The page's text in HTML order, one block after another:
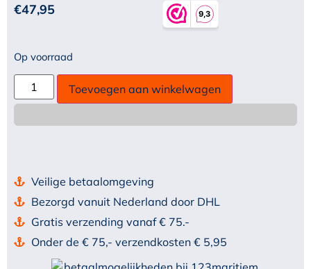
€47,95
Op voorraad
Toevoegen aan winkelwagen
Veilige betaalomgeving
Bezorgd vanuit Nederland door DHL
Gratis verzending vanaf € 75.-
Onder de € 75,- verzendkosten € 5,95